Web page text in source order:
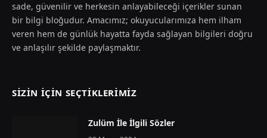
sade, güvenilir ve herkesin anlayabileceği içerikler sunan
bir bilgi bloğudur. Amacımız; okuyucularımıza hem ilham
veren hem de günlük hayatta fayda sağlayan bilgileri doğru
ve anlaşılır şekilde paylaşmaktır.
SIZIN İÇIN SEÇTIKLERIMIZ
Zulüm İle İlgili Sözler